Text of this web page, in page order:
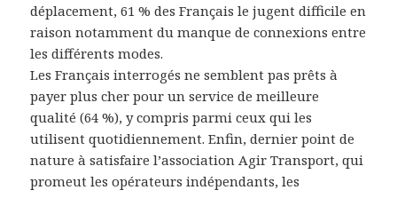
déplacement, 61 % des Français le jugent difficile en
raison notamment du manque de connexions entre
les différents modes.
Les Français interrogés ne semblent pas prêts à
payer plus cher pour un service de meilleure
qualité (64 %), y compris parmi ceux qui les
utilisent quotidiennement. Enfin, dernier point de
nature à satisfaire l’association Agir Transport, qui
promeut les opérateurs indépendants, les